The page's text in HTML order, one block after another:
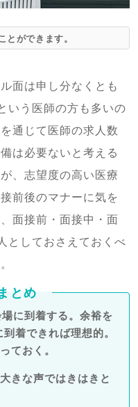
とができます。
面は申し分なくとも
いう医師の方も多いの
通じて医師の求人数
は必要ないと考える
、志望度の高い医療
前後のマナーに気を
面接前・面接中・面
としておさえておくべ
とめ
に到着する。余裕を
着できれば理想的。
ておく。
きな声ではきはきと